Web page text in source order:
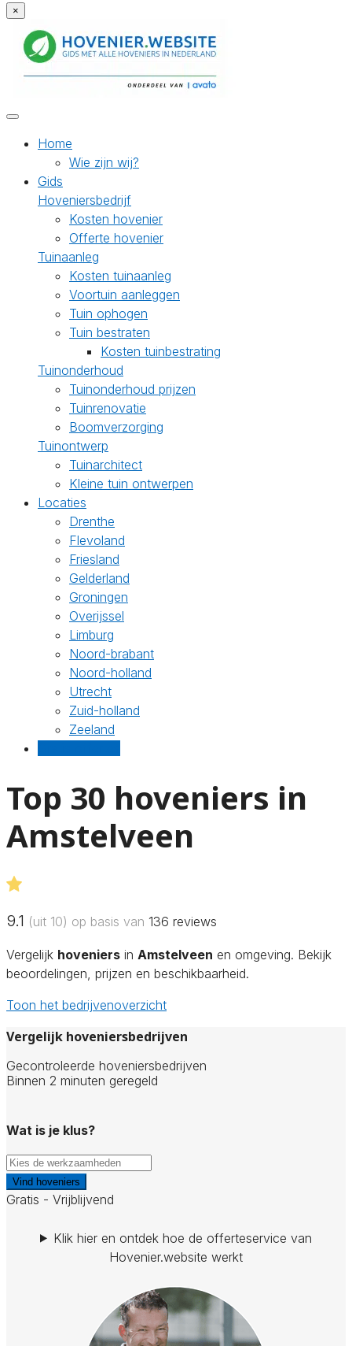
×
Home
Wie zijn wij?
Gids
Hoveniersbedrijf
Kosten hovenier
Offerte hovenier
Tuinaanleg
Kosten tuinaanleg
Voortuin aanleggen
Tuin ophogen
Tuin bestraten
Kosten tuinbestrating
Tuinonderhoud
Tuinonderhoud prijzen
Tuinrenovatie
Boomverzorging
Tuinontwerp
Tuinarchitect
Kleine tuin ontwerpen
Locaties
Drenthe
Flevoland
Friesland
Gelderland
Groningen
Overijssel
Limburg
Noord-brabant
Noord-holland
Utrecht
Zuid-holland
Zeeland
Top 30 hoveniers in
Amstelveen
9.1 (uit 10) op basis van 136 reviews
Vergelijk hoveniers in Amstelveen en omgeving. Bekijk
beoordelingen, prijzen en beschikbaarheid.
Toon het bedrijvenoverzicht
Vergelijk hoveniersbedrijven
Gecontroleerde hoveniersbedrijven
Binnen 2 minuten geregeld
Wat is je klus?
Vind hoveniers
Gratis - Vrijblijvend
Klik hier en ontdek hoe de offerteservice van
Hovenier.website werkt